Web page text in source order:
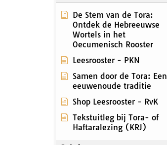
De Stem van de Tora:
Ontdek de Hebreeuwse
Wortels in het
Oecumenisch Rooster
Leesrooster - PKN
Samen door de Tora: Een
eeuwenoude traditie
Shop Leesrooster - RvK
Tekstuitleg bij Tora- of
Haftaralezing (KRJ)